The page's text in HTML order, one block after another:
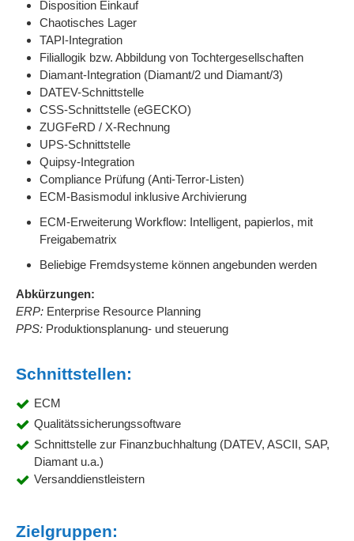
Disposition Einkauf
Chaotisches Lager
TAPI-Integration
Filiallogik bzw. Abbildung von Tochtergesellschaften
Diamant-Integration (Diamant/2 und Diamant/3)
DATEV-Schnittstelle
CSS-Schnittstelle (eGECKO)
ZUGFeRD / X-Rechnung
UPS-Schnittstelle
Quipsy-Integration
Compliance Prüfung (Anti-Terror-Listen)
ECM-Basismodul inklusive Archivierung
ECM-Erweiterung Workflow: Intelligent, papierlos, mit
Freigabematrix
Beliebige Fremdsysteme können angebunden werden
Abkürzungen:
ERP: Enterprise Resource Planning
PPS: Produktionsplanung- und steuerung
Schnittstellen:
ECM
Qualitätssicherungssoftware
Schnittstelle zur Finanzbuchhaltung (DATEV, ASCII, SAP,
Diamant u.a.)
Versanddienstleistern
Zielgruppen: